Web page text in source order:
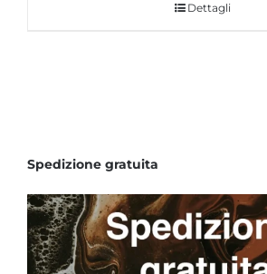
Dettagli
Spedizione gratuita